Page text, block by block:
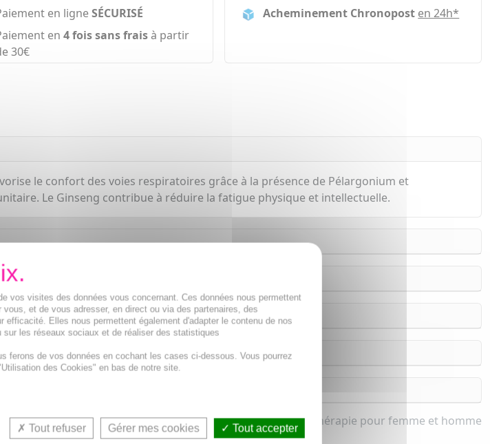
en ligneSÉCURISÉ
en 4 fois sans fraisà partir
30€
Acheminement Chronopost en 24h*
le confort des voies respiratoires grâce à la présence de Pélargonium et
Le Ginseng contribue à réduire la fatigue physique et intellectuelle.
Bien être respiratoire et Phytothérapie pour femme et homme
vos visites des données vous concernant. Ces données nous permettent
et de vous adresser, en direct ou via des partenaires, des
Elles nous permettent également d'adapter le contenu de nos
les réseaux sociaux et de réaliser des statistiques
ferons de vos données en cochant les cases ci-dessous. Vous pourrez
des Cookies" en bas de notre site.
Tout refuser Gérer mes cookies Tout accepter